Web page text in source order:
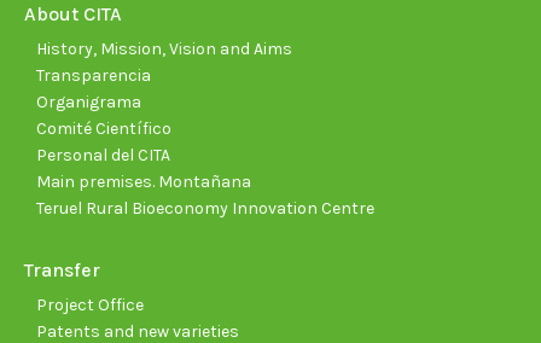
About CITA
History, Mission, Vision and Aims
Transparencia
Organigrama
Comité Científico
Personal del CITA
Main premises. Montañana
Teruel Rural Bioeconomy Innovation Centre
Transfer
Project Office
Patents and new varieties